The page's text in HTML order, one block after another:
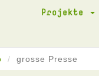
Projekte
grosse Presse